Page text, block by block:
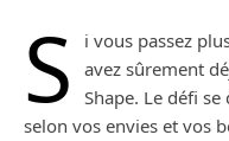
S
i vous passez
avez sûrement
Shape. Le défi
selon vos envies et vos